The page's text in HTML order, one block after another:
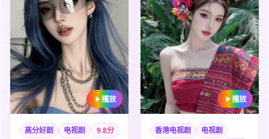
播放
高分好剧 电视剧 9.8分
播放
香港电视剧
电视剧